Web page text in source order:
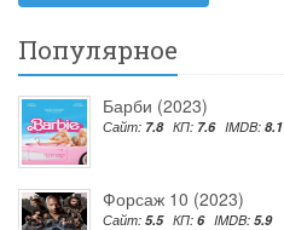
Популярное
Барби (2023)
Сайт: 7.8 КП: 7.6 IMDB: 8.1
Форсаж 10 (2023)
Сайт: 5.5 КП: 6 IMDB: 5.9